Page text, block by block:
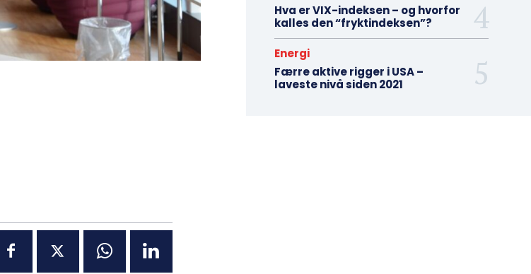
Hva er VIX-indeksen – og hvorfor
kalles den “fryktindeksen”?
Energi
Færre aktive rigger i USA –
laveste nivå siden 2021